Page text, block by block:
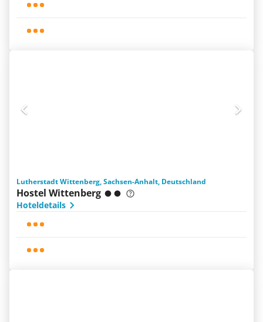
Lutherstadt Wittenberg, Sachsen-Anhalt, Deutschland
Hostel Wittenberg
Hoteldetails